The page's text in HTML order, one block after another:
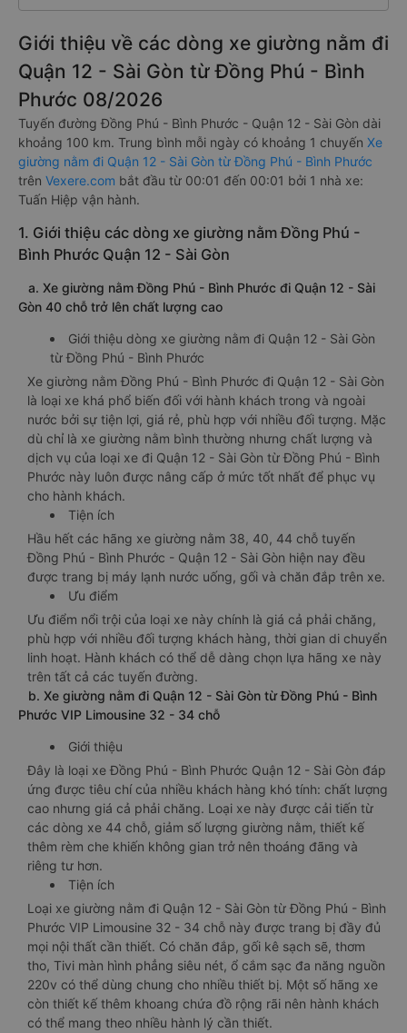
Giới thiệu về các dòng xe giường nằm đi
Quận 12 - Sài Gòn từ Đồng Phú - Bình
Phước 08/2026
Tuyến đường Đồng Phú - Bình Phước - Quận 12 - Sài Gòn dài
khoảng 100 km. Trung bình mỗi ngày có khoảng 1 chuyến Xe
giường nằm đi Quận 12 - Sài Gòn từ Đồng Phú - Bình Phước
trên Vexere.com bắt đầu từ 00:01 đến 00:01 bởi 1 nhà xe:
Tuấn Hiệp vận hành.
1. Giới thiệu các dòng xe giường nằm Đồng Phú -
Bình Phước Quận 12 - Sài Gòn
a. Xe giường nằm Đồng Phú - Bình Phước đi Quận 12 - Sài
Gòn 40 chỗ trở lên chất lượng cao
Giới thiệu dòng xe giường nằm đi Quận 12 - Sài Gòn
từ Đồng Phú - Bình Phước
Xe giường nằm Đồng Phú - Bình Phước đi Quận 12 - Sài Gòn
là loại xe khá phổ biến đối với hành khách trong và ngoài
nước bởi sự tiện lợi, giá rẻ, phù hợp với nhiều đối tượng. Mặc
dù chỉ là xe giường nằm bình thường nhưng chất lượng và
dịch vụ của loại xe đi Quận 12 - Sài Gòn từ Đồng Phú - Bình
Phước này luôn được nâng cấp ở mức tốt nhất để phục vụ
cho hành khách.
Tiện ích
Hầu hết các hãng xe giường nằm 38, 40, 44 chỗ tuyến
Đồng Phú - Bình Phước - Quận 12 - Sài Gòn hiện nay đều
được trang bị máy lạnh nước uống, gối và chăn đắp trên xe.
Ưu điểm
Ưu điểm nổi trội của loại xe này chính là giá cả phải chăng,
phù hợp với nhiều đối tượng khách hàng, thời gian di chuyển
linh hoạt. Hành khách có thể dễ dàng chọn lựa hãng xe này
trên tất cả các tuyến đường.
b. Xe giường nằm đi Quận 12 - Sài Gòn từ Đồng Phú - Bình
Phước VIP Limousine 32 - 34 chỗ
Giới thiệu
Đây là loại xe Đồng Phú - Bình Phước Quận 12 - Sài Gòn đáp
ứng được tiêu chí của nhiều khách hàng khó tính: chất lượng
cao nhưng giá cả phải chăng. Loại xe này được cải tiến từ
các dòng xe 44 chỗ, giảm số lượng giường nằm, thiết kế
thêm rèm che khiến không gian trở nên thoáng đãng và
riêng tư hơn.
Tiện ích
Loại xe giường nằm đi Quận 12 - Sài Gòn từ Đồng Phú - Bình
Phước VIP Limousine 32 - 34 chỗ này được trang bị đầy đủ
mọi nội thất cần thiết. Có chăn đắp, gối kê sạch sẽ, thơm
tho, Tivi màn hình phẳng siêu nét, ổ cắm sạc đa năng nguồn
220v có thể dùng chung cho nhiều thiết bị. Một số hãng xe
còn thiết kế thêm khoang chứa đồ rộng rãi nên hành khách
có thể mang theo nhiều hành lý cần thiết.